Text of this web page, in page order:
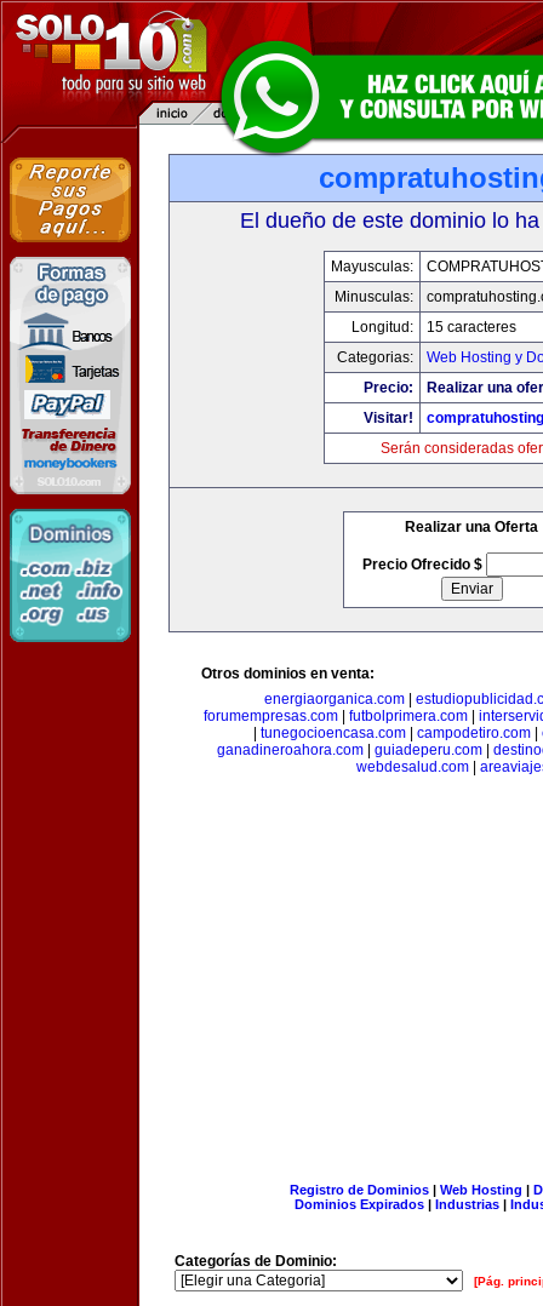
El dueño de este dominio lo
Mayusculas:
Minusculas:
Longitud:
15 caracteres
Categorias:
Web Hosting y
Precio:
Realizar una
Visitar!
Serán consideradas
Realizar una Oferta
Precio Ofrecido $
Otros dominios en venta:
energiaorganica.com|
forumempresas.com
futbolprimera.com
tunegocioencasa.com| campodetiro.com|
ganadineroahora.com
guiadeperu.com
webdesalud.com|
Registro de Dominios| Web Hosting |
Dominios Expirados | Industrias |
Categorías de Dominio:
[Pág.